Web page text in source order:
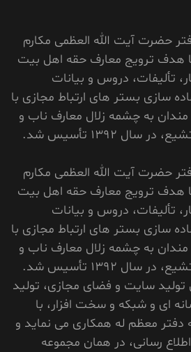
حضرت آیت الله العظمی مکارم
هدف ترویج معارف حقه اهل بیت
تألیفات، دروس و بیانات
سازی بستر های ارتباط مجازی با
به چشمه زلال معارف ناب و
1392 تأسیس شد.
حضرت آیت الله العظمی مکارم
هدف ترویج معارف حقه اهل بیت
تألیفات، دروس و بیانات
سازی بستر های ارتباط مجازی با
به چشمه زلال معارف ناب و
اصیل اسلام و فرهنگ تشیع، در سال 1392 تأسیس شد.
سایت و فضای مجازی، تولید
ای و شبکه و سخت افزار، با
دفتر معظم له همکاری می نماید و
رسانی، در همان مجموعه